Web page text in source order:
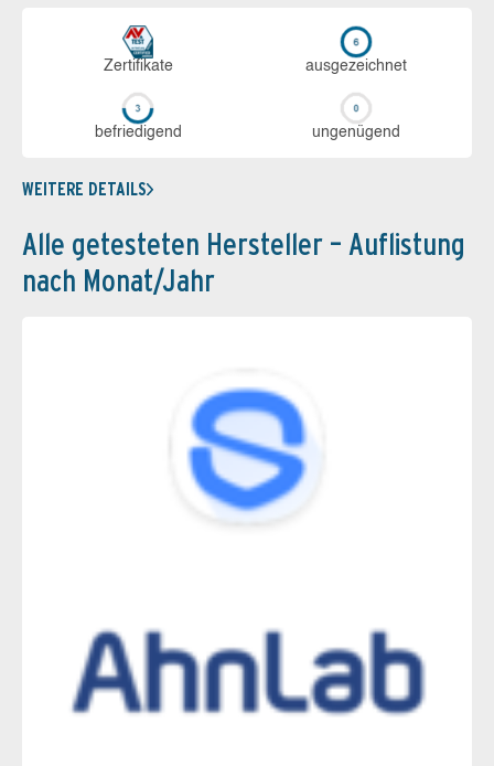
Zerti­fikate aus­ge­zeich­net
be­frie­di­gend un­ge­nü­gend
WEITERE DETAILS
Alle getesteten Hersteller – Auflistung
nach Monat/Jahr